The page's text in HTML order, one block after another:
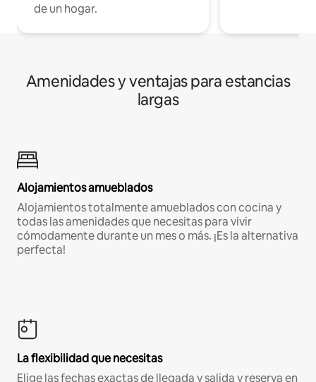
de un hogar.
Amenidades y ventajas para estancias
largas
Alojamientos amueblados
Alojamientos totalmente amueblados con cocina y
todas las amenidades que necesitas para vivir
cómodamente durante un mes o más. ¡Es la alternativa
perfecta!
La flexibilidad que necesitas
Elige las fechas exactas de llegada y salida y reserva en